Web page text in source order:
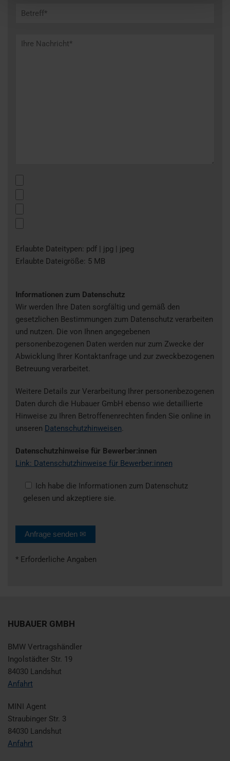
Erlaubte Dateitypen: pdf | jpg | jpeg
Erlaubte Dateigröße: 5 MB
Informationen zum Datenschutz
Wir werden Ihre Daten sorgfältig und gemäß den
gesetzlichen Bestimmungen zum Datenschutz verarbeiten
und nutzen. Die von Ihnen angegebenen
personenbezogenen Daten werden nur zum Zwecke der
Abwicklung Ihrer Kontaktanfrage und zur zweckbezogenen
Betreuung verarbeitet.
Weitere Details zur Verarbeitung Ihrer personenbezogenen
Daten durch die Hubauer GmbH ebenso wie detaillierte
Hinweise zu Ihren Betroffenenrechten finden Sie online in
unseren Datenschutzhinweisen.
Datenschutzhinweise für Bewerber:innen
Link: Datenschutzhinweise für Bewerber:innen
Ich habe die Informationen zum Datenschutz
gelesen und akzeptiere sie.
* Erforderliche Angaben
HUBAUER GMBH
BMW Vertragshändler
Ingolstädter Str. 19
84030 Landshut
Anfahrt
MINI Agent
Straubinger Str. 3
84030 Landshut
Anfahrt